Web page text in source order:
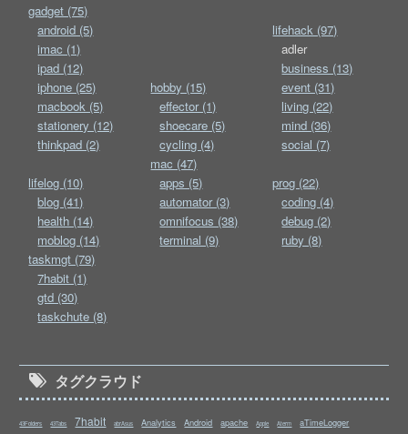
gadget (75)
android (5)
imac (1)
ipad (12)
iphone (25)
macbook (5)
stationery (12)
thinkpad (2)
hobby (15)
effector (1)
shoecare (5)
cycling (4)
lifehack (97)
adler
business (13)
event (31)
living (22)
mind (36)
social (7)
lifelog (10)
blog (41)
health (14)
moblog (14)
mac (47)
apps (5)
automator (3)
omnifocus (38)
terminal (9)
prog (22)
coding (4)
debug (2)
ruby (8)
taskmgt (79)
7habit (1)
gtd (30)
taskchute (8)
タグクラウド
43Folders 43Tabs 7habit abrAsus Analytics Android apache Apple Aterm aTimeLogger